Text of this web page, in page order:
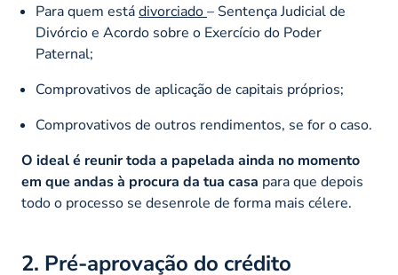
Para quem estádivorciado– Sentença Judicial de
Divórcio e Acordo sobre o Exercício do Poder
Paternal;
Comprovativos de aplicação de capitais próprios;
Comprovativos de outros rendimentos, se for o caso.
O ideal é reunir toda a papelada ainda no momento
em que andas à procura da tua casa para que depois
todo o processo se desenrole de forma mais célere.
2. Pré-aprovação do crédito